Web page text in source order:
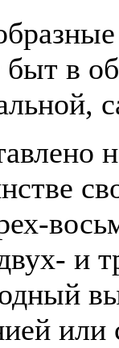
быт в
и
или